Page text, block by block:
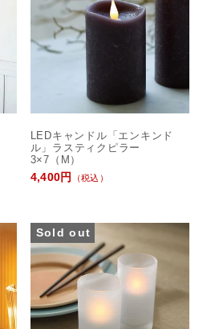
LEDキャンドル「エンキンド
ル」ラスティクピラー
3×7（M）
4,400円
（税込）
Sold out